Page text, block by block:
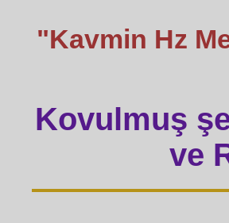
"Kavmin Hz
Kovulmuş
ve